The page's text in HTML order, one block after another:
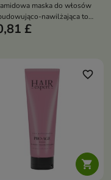
maska do włosów
nawilżająca to
regenerujący
przywraca im
blask oraz
gładkość
£

favorite_border